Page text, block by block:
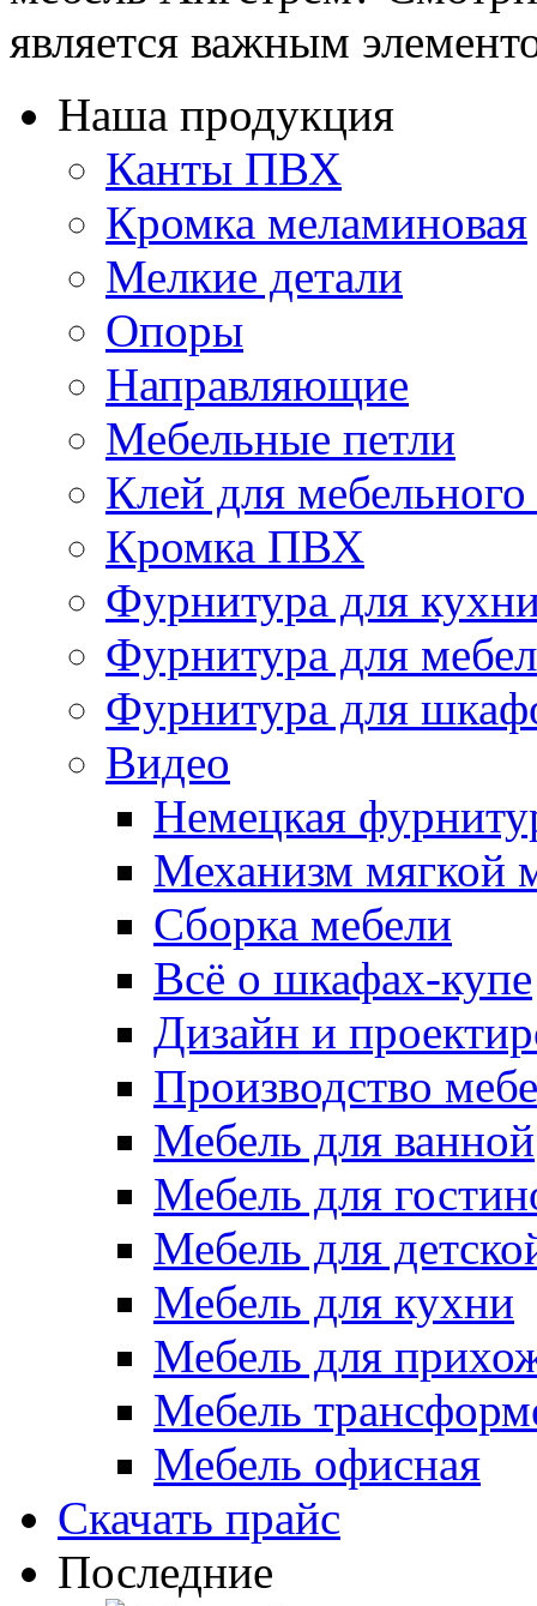
является важным
Наша продукция
Канты ПВХ
Кромка меламиновая
Мелкие детали
Опоры
Направляющие
Мебельные петли
Клей для мебельного
Кромка ПВХ
Фурнитура для
Фурнитура для
Фурнитура для
Видео
Немецкая
Механизм мягкой
Сборка мебели
Всё о шкафах-купе
Дизайн и
Производство
Мебель для ванной
Мебель для
Мебель для
Мебель для кухни
Мебель для
Мебель
Мебель офисная
Скачать прайс
Последние